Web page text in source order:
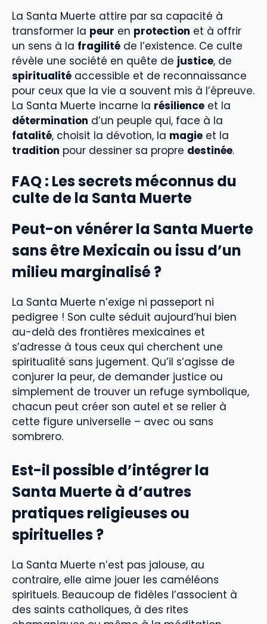
La Santa Muerte attire par sa capacité à
transformer la peur en protection et à offrir
un sens à la fragilité de l’existence. Ce culte
révèle une société en quête de justice, de
spiritualité accessible et de reconnaissance
pour ceux que la vie a souvent mis à l’épreuve.
La Santa Muerte incarne la résilience et la
détermination d’un peuple qui, face à la
fatalité, choisit la dévotion, la magie et la
tradition pour dessiner sa propre destinée.
FAQ : Les secrets méconnus du
culte de la Santa Muerte
Peut-on vénérer la Santa Muerte
sans être Mexicain ou issu d’un
milieu marginalisé ?
La Santa Muerte n’exige ni passeport ni
pedigree ! Son culte séduit aujourd’hui bien
au-delà des frontières mexicaines et
s’adresse à tous ceux qui cherchent une
spiritualité sans jugement. Qu’il s’agisse de
conjurer la peur, de demander justice ou
simplement de trouver un refuge symbolique,
chacun peut créer son autel et se relier à
cette figure universelle – avec ou sans
sombrero.
Est-il possible d’intégrer la
Santa Muerte à d’autres
pratiques religieuses ou
spirituelles ?
La Santa Muerte n’est pas jalouse, au
contraire, elle aime jouer les caméléons
spirituels. Beaucoup de fidèles l’associent à
des saints catholiques, à des rites